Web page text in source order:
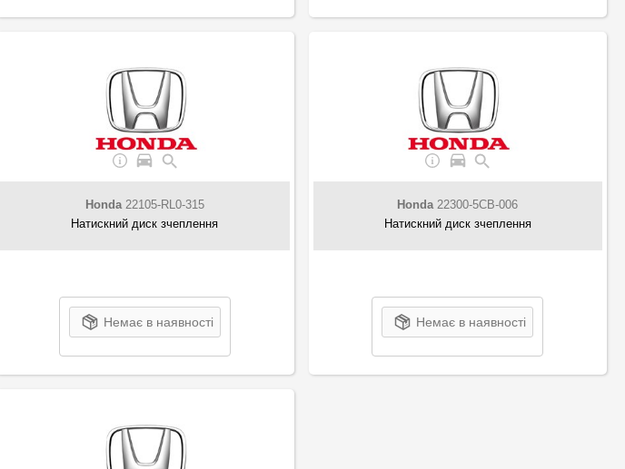
Honda22105-RL0-315
Натискний диск зчеплення
Немає в наявності
Honda22300-5CB-006
Натискний диск зчеплення
Немає в наявності